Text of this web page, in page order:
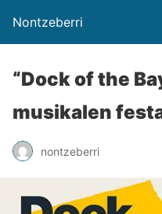
Nontzeberri
“Dock of the
musikalen
nontzeberri